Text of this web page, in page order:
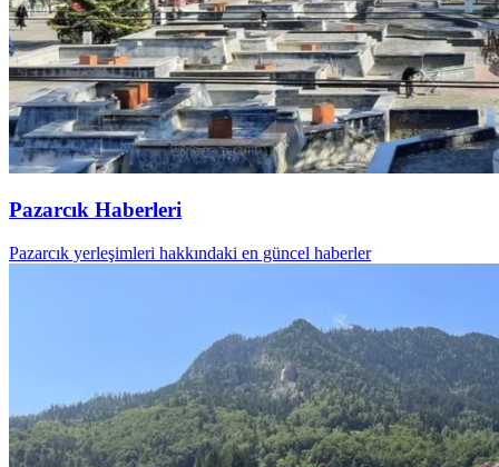
Pazarcık Haberleri
Pazarcık yerleşimleri hakkındaki en güncel haberler